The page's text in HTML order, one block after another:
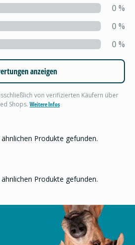
0 %
0 %
0 %
anzeigen
von verifizierten Käufern über
Shops. Weitere Infos
Produkte gefunden.
Produkte gefunden.